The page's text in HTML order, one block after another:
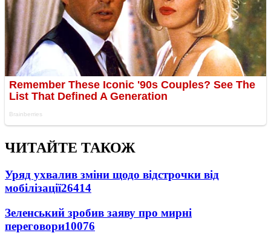
ЧИТАЙТЕ ТАКОЖ
Уряд ухвалив зміни щодо відстрочки від
мобілізації26414
Зеленський зробив заяву про мирні
переговори10076